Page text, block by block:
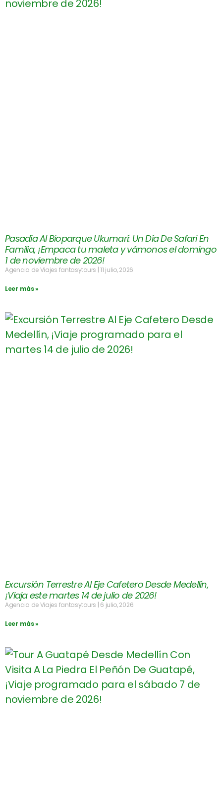
Pasadía Al Bioparque Ukumarí: Un Día De Safari En
Familia, ¡Empaca tu maleta y vámonos el domingo
1 de noviembre de 2026!
Agencia de Viajes fantasytours 11 julio, 2026
Leer más »
Excursión Terrestre Al Eje Cafetero Desde Medellín,
¡Viaja este martes 14 de julio de 2026!
Agencia de Viajes fantasytours 6 julio, 2026
Leer más »